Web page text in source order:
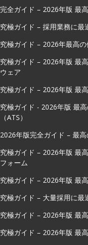
完全ガイド – 2026年版 最
究極ガイド – 採用業務に最
究極ガイド – 2026年最高
究極ガイド – 2026年版 最
ウェア
究極ガイド – 2026年版 最
究極ガイド - 2026年版 最
（ATS）
2026年版完全ガイド – 最
究極ガイド – 2026年版 最
フォーム
究極ガイド – 2026年版 最
究極ガイド – 大量採用に最
究極ガイド – 2026年版 最
究極ガイド – 2026年版 最